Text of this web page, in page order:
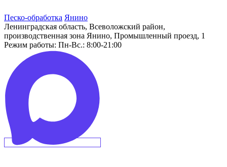
Песко-обработка Янино
Ленинградская область, Всеволожский район,
производственная зона Янино, Промышленный проезд, 1
Режим работы: Пн-Вс.: 8:00-21:00